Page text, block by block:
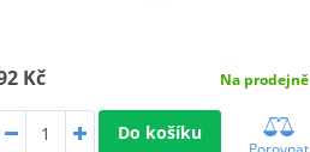
Kč Na prodejně
Do košíku